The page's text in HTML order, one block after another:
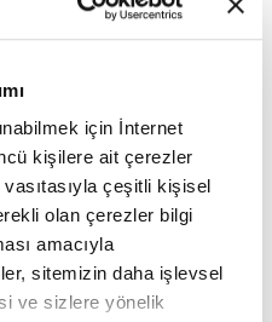
için İnternet
kişilere ait çerezler
çeşitli kişisel
olan çerezler bilgi
amacıyla
sitemizin daha işlevsel
ve sizlere yönelik
önem taşıyor,
yolu, size benzeyen
gözlemlemek.
yapıcı ve düşünceli
olabileceğimizden daha
bir mili dört